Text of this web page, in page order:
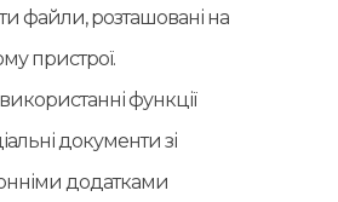
файли, розташовані на
пристрої.
функції
документи зі
додатками